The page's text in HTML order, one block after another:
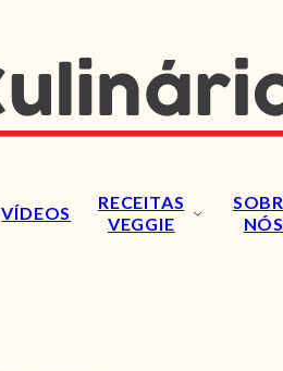
VÍDEOS
RECEITAS
VEGGIE
NÓS